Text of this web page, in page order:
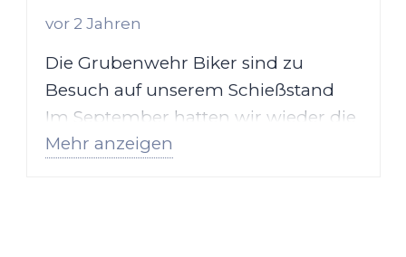
vor 2 Jahren
Die Grubenwehr Biker sind zu
Besuch auf unserem Schießstand
Im September hatten wir wieder die
Freude, die Grubenwehr…
Mehr anzeigen